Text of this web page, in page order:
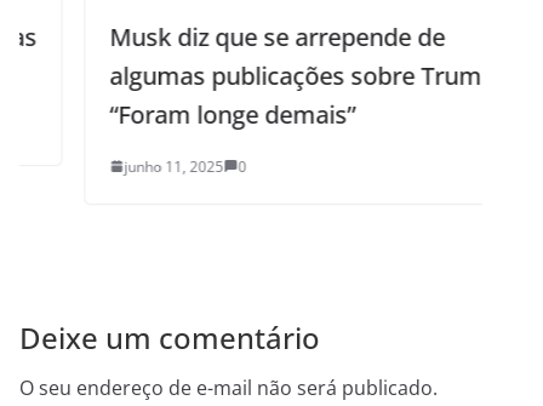
Musk diz que se arrepende de
algumas publicações sobre Trump;
“Foram longe demais”
junho 11, 2025 0
Deixe um comentário
O seu endereço de e-mail não será publicado.